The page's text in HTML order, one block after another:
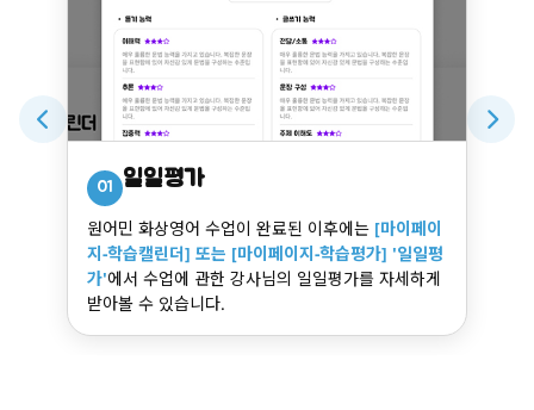
01 일일평가
원어민 화상영어 수업이 완료된 이후에는 [마이페이
지-학습캘린더] 또는 [마이페이지-학습평가] '일일평
가'에서 수업에 관한 강사님의 일일평가를 자세하게
받아볼 수 있습니다.